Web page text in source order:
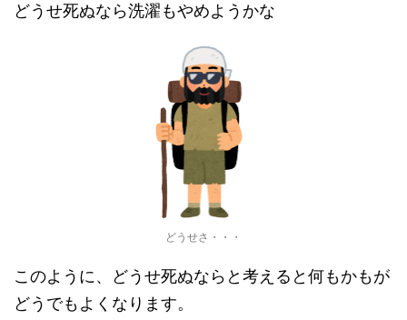
どうせ死ぬなら洗濯もやめようかな
どうせさ・・・
このように、どうせ死ぬならと考えると何もかもが
どうでもよくなります。